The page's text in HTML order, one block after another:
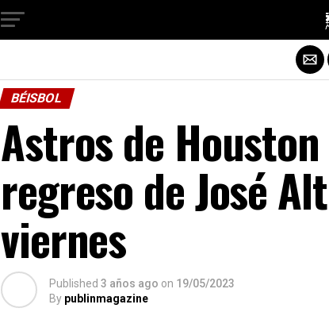
BÉISBOL
Astros de
regreso de José
viernes
Published 3 años ago on 19/05/2023
By publinmagazine
Salir